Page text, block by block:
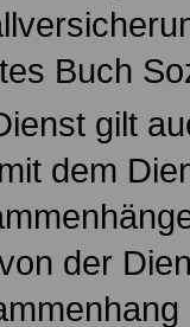
Buch
gilt
dem
der